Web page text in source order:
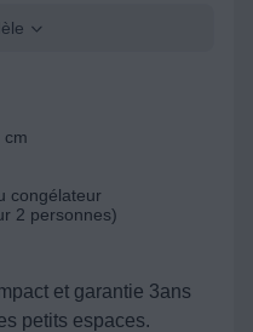
cm
congélateur
2 personnes)
et garantie 3ans
petits espaces.